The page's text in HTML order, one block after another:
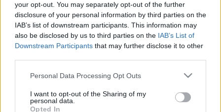
your opt-out. You may separately opt-out of the further
disclosure of your personal information by third parties on the
IAB’s list of downstream participants. This information may
also be disclosed by us to third parties on the IAB’s List of
Downstream Participants that may further disclose it to other
Please note that this website/app uses one or more Google
not limited to your visit or usage behaviour. You may click to
grant or deny consent to Google and its third-party tags to
Personal Data Processing Opt Outs
I want to opt-out of the Sharing of my
personal data.
Opted In
Perea (COVID-19), Ivan Alejo (COVID-19).
Estos jugadores son duda: Iza Carcelén (lesión
muscular), José Mari (lesión muscular), Garrido (rodilla),
Salvi (gemelo).
lesionado Lozano y Marcos Mauro o Haroyan la del
sancionado Cala. Akapo estará disponible para este partido,
antes de jugar la Copa África con Guinea Ecuatorial. Alejo y